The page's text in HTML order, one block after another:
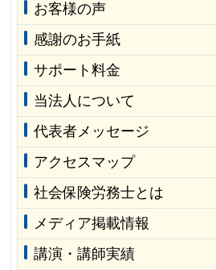
お客様の声
感謝のお手紙
サポート料金
当法人について
代表者メッセージ
アクセスマップ
社会保険労務士とは
メディア掲載情報
講演・講師実績